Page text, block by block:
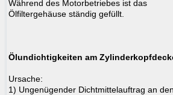
Während des Motorbetriebes ist das
Ölfiltergehäuse ständig gefüllt.
Ölundichtigkeiten am
Ursache:
1) Ungenügender Dichtmittelauftrag an